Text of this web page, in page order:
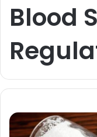
Blood